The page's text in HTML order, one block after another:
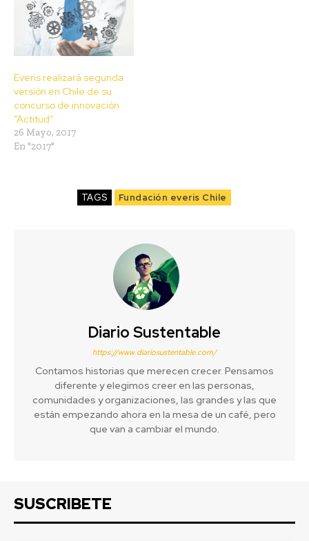
Everis realizará segunda
versión en Chile de su
concurso de innovación
“Actitud”
26 Mayo, 2017
En "2017"
TAGS Fundación everis Chile
Diario Sustentable
https://www.diariosustentable.com/
Contamos historias que merecen crecer. Pensamos
diferente y elegimos creer en las personas,
comunidades y organizaciones, las grandes y las que
están empezando ahora en la mesa de un café, pero
que van a cambiar el mundo.
SUSCRIBETE